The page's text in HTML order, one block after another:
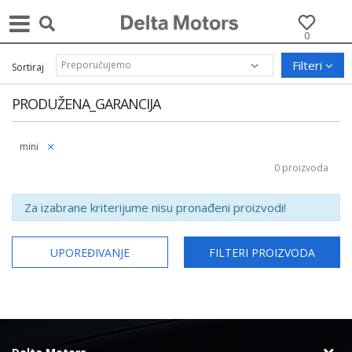
0
PRODUŽENA_GARANCIJA
Sortiraj Filteri
mini
0 proizvoda
Za izabrane kriterijume nisu pronađeni proizvodi!
UPOREĐIVANJE FILTERI PROIZVODA